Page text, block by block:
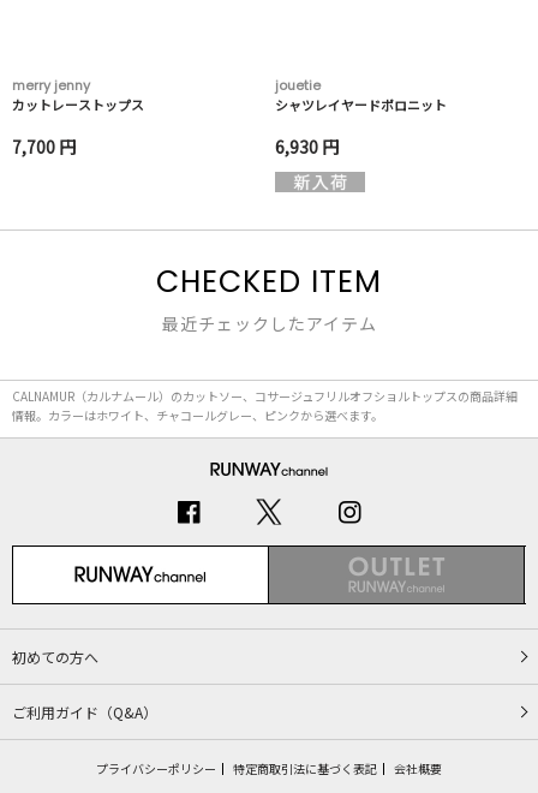
merry jenny
カットレーストップス
7,700 円
jouetie
シャツレイヤードポロニット
6,930 円
CHECKED ITEM
最近チェックしたアイテム
CALNAMUR（カルナムール）のカットソー、コサージュフリルオフショルトップスの商品詳細
情報。カラーはホワイト、チャコールグレー、ピンクから選べます。
初めての方へ
ご利用ガイド（Q&A）
プライバシーポリシー 特定商取引法に基づく表記 会社概要